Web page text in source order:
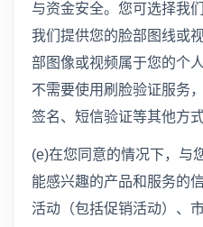
与资金安全。您可选择我
我们提供您的脸部图线或
部图像或视频属于您的个
不需要使用刷脸验证服务
签名、短信验证等其他方式
(e)在您同意的情况下，与
能感兴趣的产品和服务的
活动（包括促销活动）、